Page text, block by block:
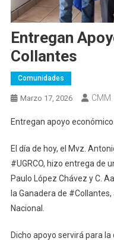
Entregan
Collantes
Comunidades
Marzo 17, 2026 CMM
Entregan apoyo
El día de hoy, el Mvz.
#UGRCO, hizo entrega de
Paulo López Chávez y C.
la Ganadera de
Nacional.
Dicho apoyo servirá para